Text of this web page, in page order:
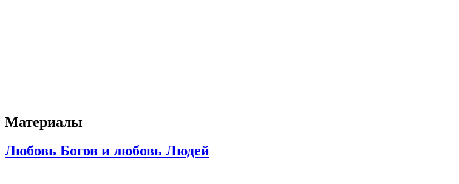
Материалы
Любовь Богов и любовь Людей